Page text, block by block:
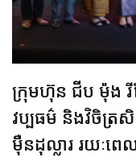
ក្រុមហ៊ុន ជីប ម៉ុង
វប្បធម៌ និងវិចិត្រ
មុឺនដុល្លារ រយៈព